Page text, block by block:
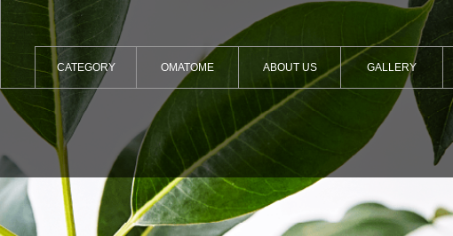
CATEGORY OMATOME ABOUT US GALLERY